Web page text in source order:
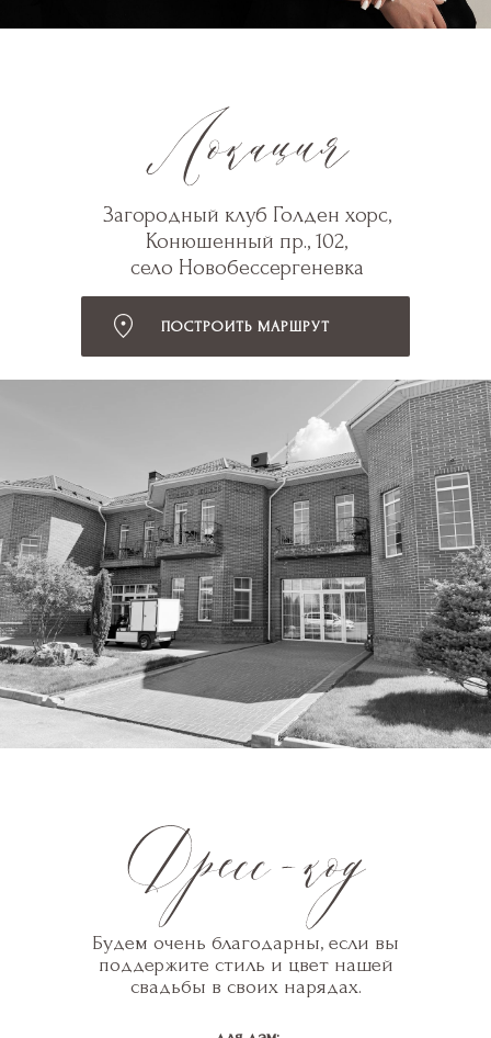
ПОСТРОИТЬ МАРШРУТ
Загородный клуб Голден хорс,
Конюшенный пр., 102,
село Новобессергеневка
Будем очень благодарны, если вы
поддержите стиль и цвет нашей
свадьбы в своих нарядах.